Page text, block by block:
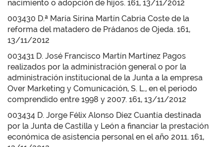
nacimiento o adopción de hijos. 161, 13/11/2012
003430 D.ª María Sirina Martín Cabria Coste de la
reforma del matadero de Prádanos de Ojeda. 161,
13/11/2012
003431 D. José Francisco Martín Martínez Pagos
realizados por la administración general o por la
administración institucional de la Junta a la empresa
Over Marketing y Comunicación, S. L., en el periodo
comprendido entre 1998 y 2007. 161, 13/11/2012
003434 D. Jorge Félix Alonso Díez Cuantía destinada
por la Junta de Castilla y León a financiar la prestación
económica de asistencia personal en el año 2011. 161,